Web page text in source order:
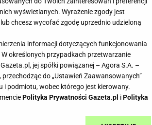
wyświetlanych. Wyrażenie zgody jest
chcesz wycofać zgodę uprzednio udzieloną
informacji dotyczących funkcjonowania
określonych przypadkach przetwarzanie
jej spółki powiązanej – Agora S.A. –
do „Ustawień Zaawansowanych”
i podmiotu, wobec którego jest kierowany.
Polityka Prywatności Gazeta.pl iPolityka